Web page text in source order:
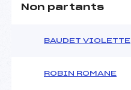
Non partants
BAUDET VIOLETTE
ROBIN ROMANE